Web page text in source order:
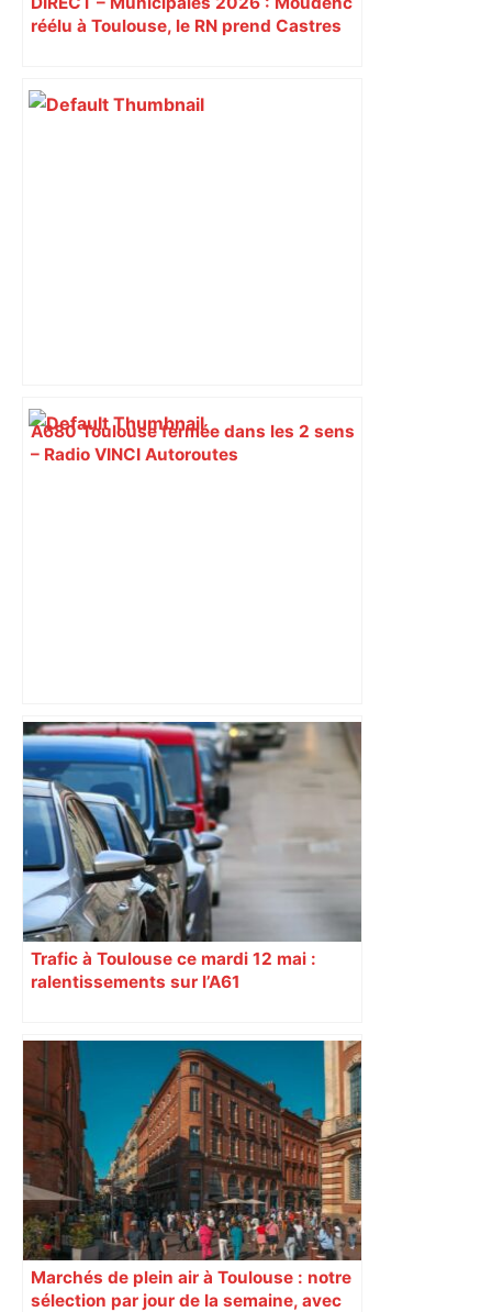
réélu à Toulouse, le RN prend Castres
A680 Toulouse fermée dans les 2 sens
– Radio VINCI Autoroutes
"C’est l’une des plus fortes
fréquentations du circuit" : Toulouse
est-elle la capitale du poker amateur –
ladepeche.fr
Trafic à Toulouse ce mardi 12 mai :
ralentissements sur l’A61
Marchés de plein air à Toulouse : notre
sélection par jour de la semaine, avec